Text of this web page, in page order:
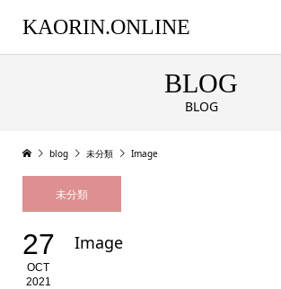
KAORIN.ONLINE
BLOG
BLOG
blog 未分類 Image
未分類
27
OCT
2021
Image